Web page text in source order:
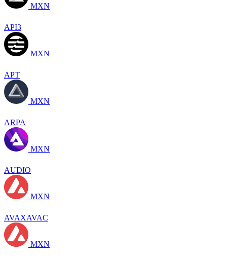
MXN
API3
MXN
APT
MXN
ARPA
MXN
AUDIO
MXN
AVAXAVAC
MXN